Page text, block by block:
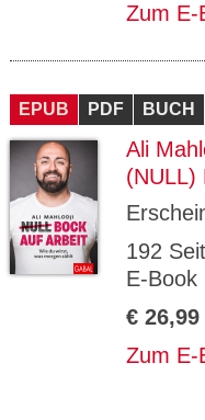
Zum E-
EPUB PDF BUCH
Ali
(NULL)
192
E-Book
€ 26,99
Zum E-